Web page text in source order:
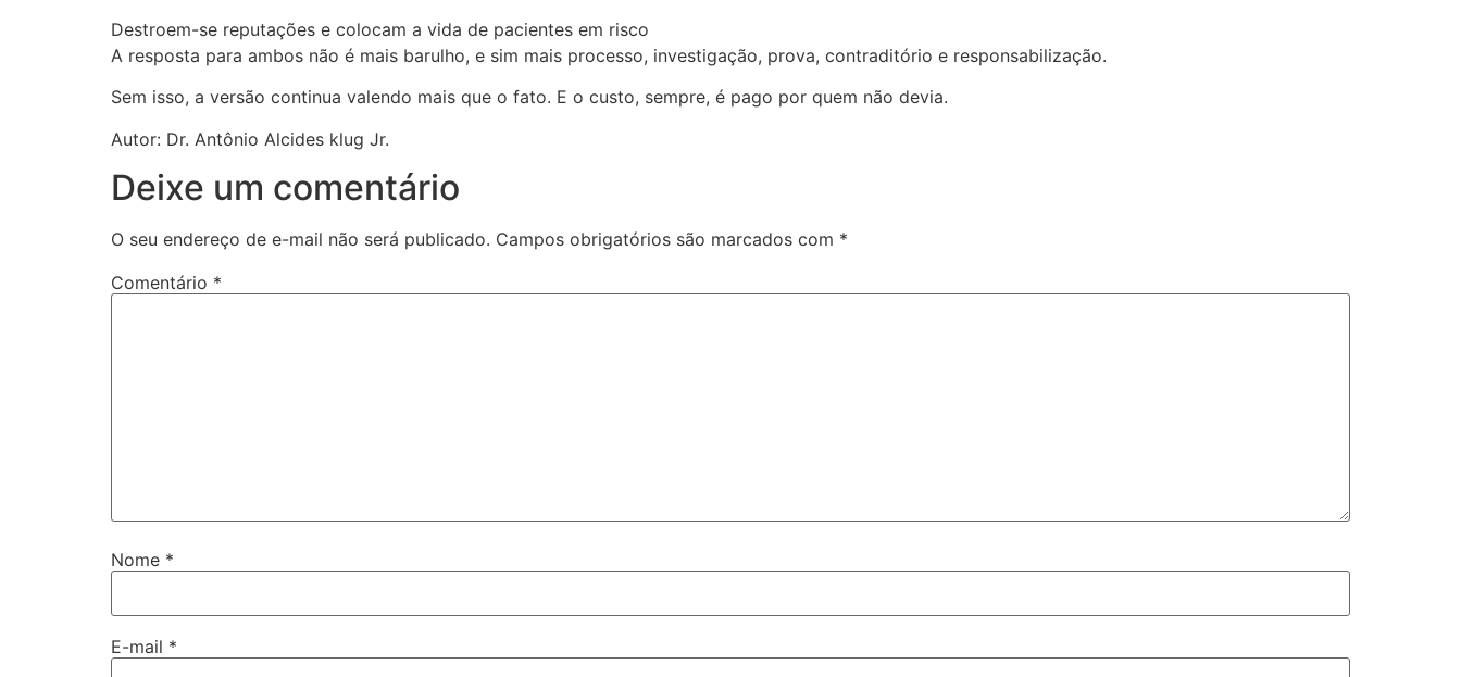
Destroem-se reputações e colocam a vida de pacientes em risco
A resposta para ambos não é mais barulho, e sim mais processo, investigação, prova, contraditório e responsabilização.
Sem isso, a versão continua valendo mais que o fato. E o custo, sempre, é pago por quem não devia.
Autor: Dr. Antônio Alcides klug Jr.
Deixe um comentário
O seu endereço de e-mail não será publicado. Campos obrigatórios são marcados com *
Comentário *
Nome *
E-mail *